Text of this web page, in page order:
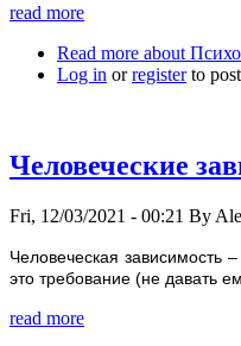
read more
Read more about
Log in orregisterto
Человеческие
Fri, 12/03/2021 - 00:21 By
Человеческая зависимость
это требование (не давать
read more